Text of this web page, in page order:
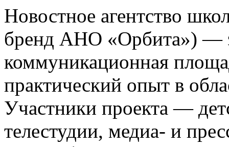
Новостное агентство
бренд АНО «Орбита») —
коммуникационная
практический опыт в
Участники проекта —
телестудии, медиа- и